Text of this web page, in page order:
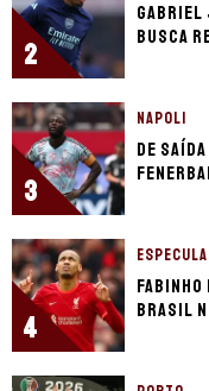
2
Gabriel
busca
3
NAPOLI
De
4
Brasil